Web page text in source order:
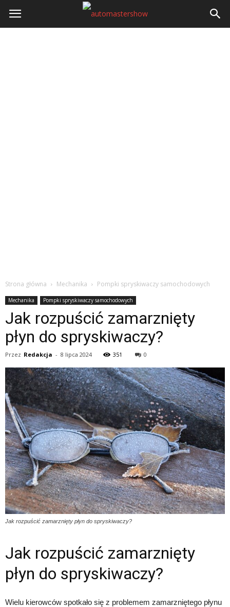
Strona główna Mechanika Pompki spryskiwaczy samochodowych
Mechanika Pompki spryskiwaczy samochodowych
Jak rozpuścić zamarznięty
płyn do spryskiwaczy?
Przez Redakcja - 8 lipca 2024 351 0
Jak rozpuścić zamarznięty płyn do spryskiwaczy?
Jak rozpuścić zamarznięty
płyn do spryskiwaczy?
Wielu kierowców spotkało się z problemem zamarzniętego płynu